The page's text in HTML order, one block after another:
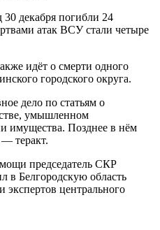
30 декабря погибли 24
атак ВСУ стали четыре
идёт о смерти одного
городского округа.
дело по статьям о
умышленном
имущества. Позднее в нём
теракт.
председатель СКР
в Белгородскую область
экспертов центрального